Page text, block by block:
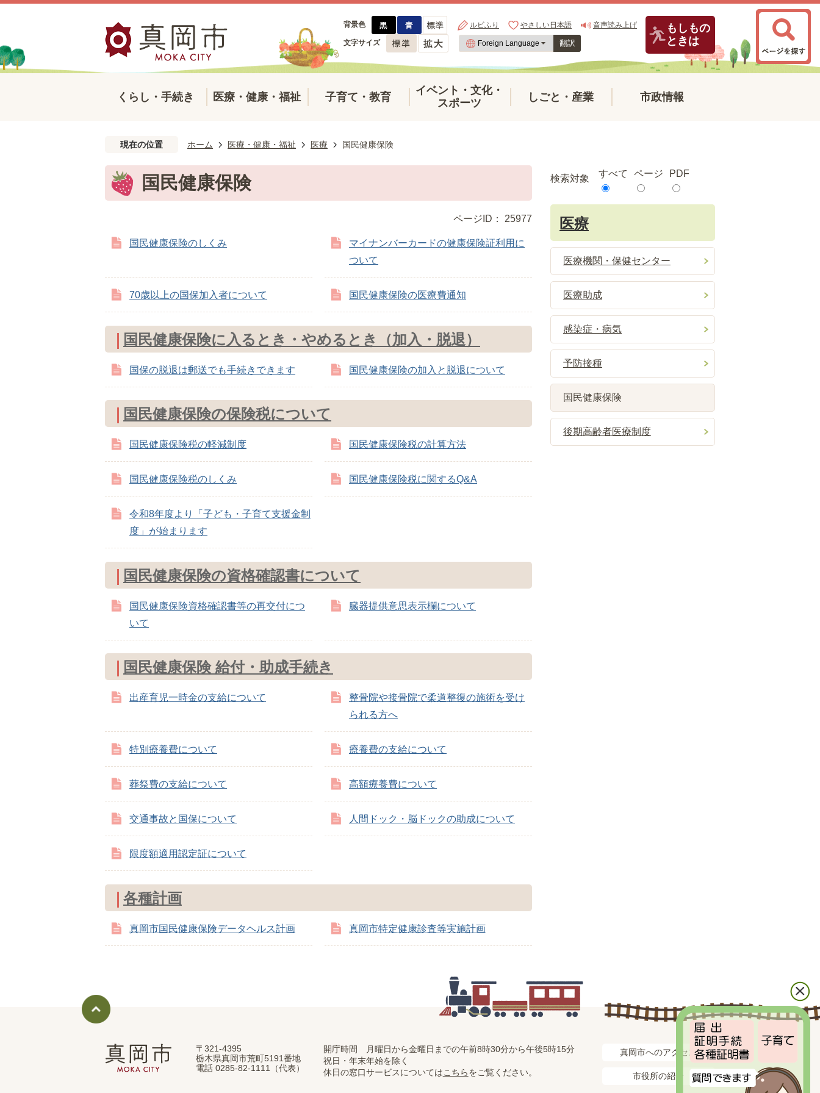
背景色 ルビふり やさしい日本語 音声読み上げ
文字サイズ 翻訳
もしもの
ときは
くらし・手続き 医療・健康・福祉 子育て・教育
イベント・文化・
スポーツ
しごと・産業 市政情報
現在の位置 ホーム 医療・健康・福祉 医療 国民健康保険
国民健康保険
ページID： 25977
国民健康保険のしくみ
マイナンバーカードの健康保険証利用に
ついて
70歳以上の国保加入者について 国民健康保険の医療費通知
国民健康保険に入るとき・やめるとき（加入・脱退）
国保の脱退は郵送でも手続きできます 国民健康保険の加入と脱退について
国民健康保険の保険税について
国民健康保険税の軽減制度 国民健康保険税の計算方法
国民健康保険税のしくみ 国民健康保険税に関するQ&A
令和8年度より「子ども・子育て支援金制
度」が始まります
国民健康保険の資格確認書について
国民健康保険資格確認書等の再交付につ
いて
臓器提供意思表示欄について
国民健康保険 給付・助成手続き
出産育児一時金の支給について
整骨院や接骨院で柔道整復の施術を受け
られる方へ
特別療養費について 療養費の支給について
葬祭費の支給について 高額療養費について
交通事故と国保について 人間ドック・脳ドックの助成について
限度額適用認定証について
各種計画
真岡市国民健康保険データヘルス計画 真岡市特定健康診査等実施計画
検索対象 すべて ページ PDF
医療
医療機関・保健センター
医療助成
感染症・病気
予防接種
国民健康保険
後期高齢者医療制度
真
岡
〒321-4395
栃木県真岡市荒町5191番地
電話 0285-82-1111（代表）
開庁時間 月曜日から金曜日までの午前8時30分から午後5時15分
祝日・年末年始を除く
休日の窓口サービスについてはこちらをご覧ください。
真岡市へのアクセス
市役所の紹介